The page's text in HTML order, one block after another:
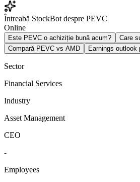
Întreabă StockBot despre PEVC
Online
Este PEVC o achiziție bună acum?
Care
Compară PEVC vs AMD
Earnings outlook
Sector
Financial Services
Industry
Asset Management
CEO
-
Employees